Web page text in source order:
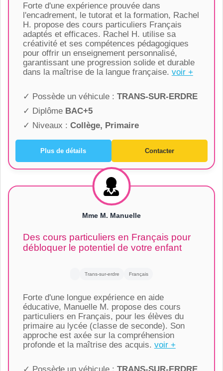
Forte d'une expérience prouvée dans
l'encadrement, le tutorat et la formation, Rachel
H. propose des cours particuliers Français
adaptés et efficaces. Rachel H. utilise sa
créativité et ses compétences pédagogiques
pour offrir un enseignement personnalisé,
garantissant une progression solide et durable
dans la maîtrise de la langue française. voir +
✓ Possède un véhicule : TRANS-SUR-ERDRE
✓ Diplôme BAC+5
✓ Niveaux : Collège, Primaire
Plus de détails Contacter
Mme M. Manuelle
Des cours particuliers en Français pour
débloquer le potentiel de votre enfant
Trans-sur-erdre Français
Forte d'une longue expérience en aide
éducative, Manuelle M. propose des cours
particuliers en Français, pour les élèves du
primaire au lycée (classe de seconde). Son
approche est axée sur la compréhension
profonde et la maîtrise des acquis. voir +